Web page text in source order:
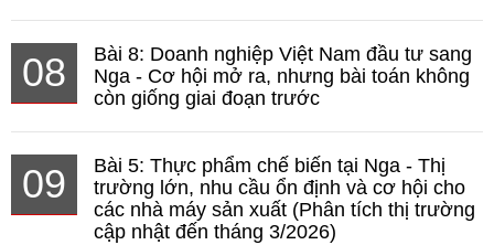
08
Bài 8: Doanh nghiệp Việt Nam đầu tư sang
Nga - Cơ hội mở ra, nhưng bài toán không
còn giống giai đoạn trước
09
Bài 5: Thực phẩm chế biến tại Nga - Thị
trường lớn, nhu cầu ổn định và cơ hội cho
các nhà máy sản xuất (Phân tích thị trường
cập nhật đến tháng 3/2026)